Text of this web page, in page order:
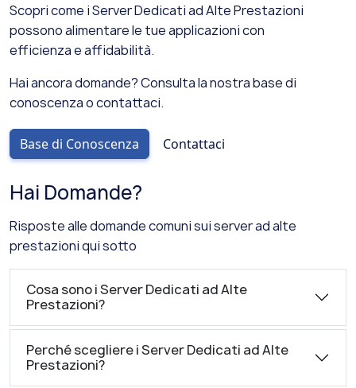
Scopri come i Server Dedicati ad Alte Prestazioni
possono alimentare le tue applicazioni con
efficienza e affidabilità.
Hai ancora domande? Consulta la nostra base di
conoscenza o contattaci.
Base di Conoscenza Contattaci
Hai Domande?
Risposte alle domande comuni sui server ad alte
prestazioni qui sotto
Cosa sono i Server Dedicati ad Alte
Prestazioni?
Perché scegliere i Server Dedicati ad Alte
Prestazioni?